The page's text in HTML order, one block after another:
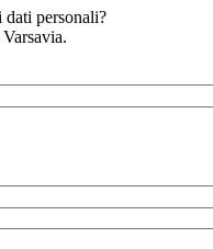
dati personali?